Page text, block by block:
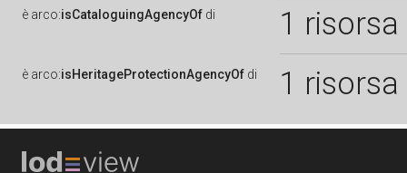
è arco:isCataloguingAgencyOf di 1 risorsa
è arco:isHeritageProtectionAgencyOf di 1 risorsa